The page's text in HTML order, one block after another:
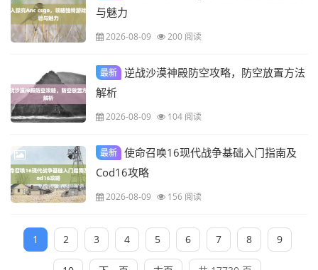
与魅力
2026-08-09 200 阅读
最新 逆战沙漠神殿防空攻略，防空放置方法
解析
2026-08-09 104 阅读
最新 使命召唤16现代战争基础入门指南及
Cod16攻略
2026-08-09 156 阅读
1 2 3 4 5 6 7 8 9